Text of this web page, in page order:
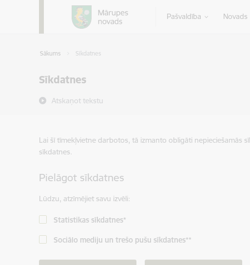
Pāriet uz lapas saturu
Pašvaldība Novads
Sākums Sīkdatnes
Sīkdatnes
Atskaņot tekstu
Lai šī tīmekļvietne darbotos, tā izmanto obligāti nepieciešamās
sīkdatnes.
Pielāgot sīkdatnes
Lūdzu, atzīmējiet savu izvēli:
Statistikas sīkdatnes*
Sociālo mediju un trešo pušu sīkdatnes**